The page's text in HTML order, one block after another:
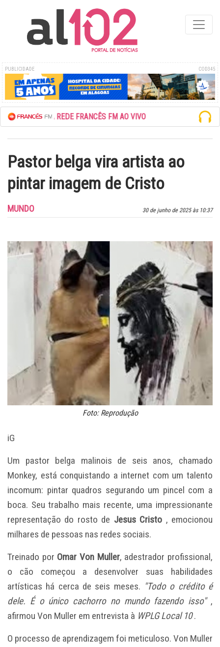
PUBLICIDADE COD345
ESCUTE A REDE FRANCÊS FM AO VIVO
Pastor belga vira artista ao
pintar imagem de Cristo
30 de junho de 2025 às 10:37
MUNDO
Foto: Reprodução
iG
Um pastor belga malinois de seis anos, chamado
Monkey, está conquistando a internet com um talento
incomum: pintar quadros segurando um pincel com a
boca. Seu trabalho mais recente, uma impressionante
representação do rosto de Jesus Cristo , emocionou
milhares de pessoas nas redes sociais.
Treinado por Omar Von Muller, adestrador profissional,
o cão começou a desenvolver suas habilidades
artísticas há cerca de seis meses. "Todo o crédito é
dele. É o único cachorro no mundo fazendo isso",
afirmou Von Muller em entrevista à WPLG Local 10.
O processo de aprendizagem foi meticuloso. Von Muller